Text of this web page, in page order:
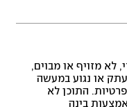
לא מזויף או מבוים,
או נגוע במעשה
התוכן לא
בינה